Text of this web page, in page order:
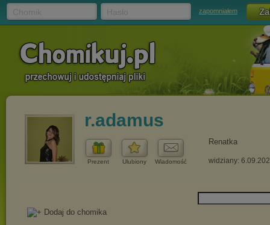
zapomniałem
r.adamus
Prezent Ulubiony Wiadomość
Renatka
widziany: